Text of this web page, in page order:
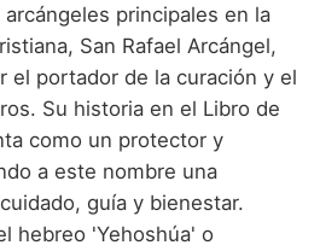
principales en la
San Rafael Arcángel,
el portador de la curación y el
Su historia en el Libro de
como un protector y
a este nombre una
guía y bienestar.
hebreo 'Yehoshúa' o